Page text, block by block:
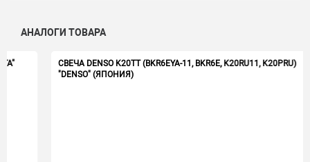
АНАЛОГИ ТОВАРА
СВЕЧА DENSO K20TT (BKR6EYA-11, BKR6E, K20RU11, K20PRU)
"DENSO" (ЯПОНИЯ)